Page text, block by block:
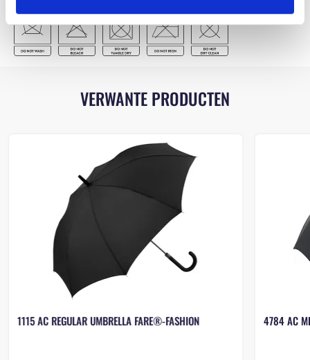
VERWANTE PRODUCTEN
1115 AC REGULAR UMBRELLA FARE®-FASHION 4784 AC